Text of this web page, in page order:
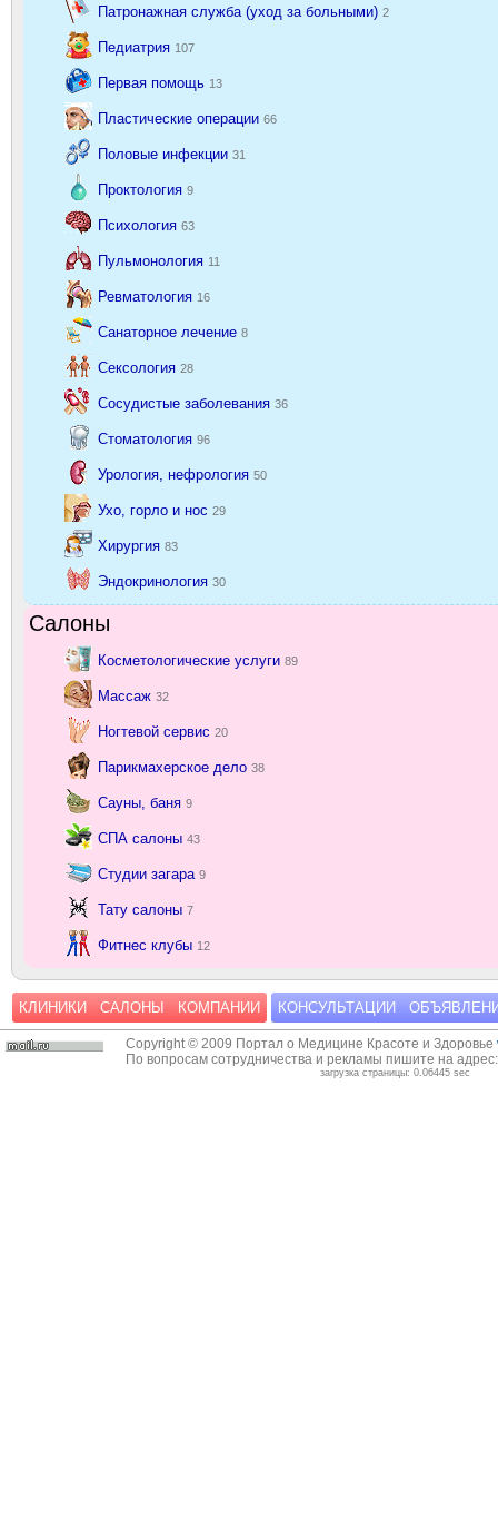
Патронажная служба (уход за больными) 2
Педиатрия 107
Первая помощь 13
Пластические операции 66
Половые инфекции 31
Проктология 9
Психология 63
Пульмонология 11
Ревматология 16
Санаторное лечение 8
Сексология 28
Сосудистые заболевания 36
Стоматология 96
Урология, нефрология 50
Ухо, горло и нос 29
Хирургия 83
Эндокринология 30
Салоны
Косметологические услуги 89
Массаж 32
Ногтевой сервис 20
Парикмахерское дело 38
Сауны, баня 9
СПА салоны 43
Студии загара 9
Тату салоны 7
Фитнес клубы 12
КЛИНИКИ САЛОНЫ КОМПАНИИ КОНСУЛЬТАЦИИ
Copyright © 2009 Портал о Медицине Красоте и Здоровье
По вопросам сотрудничества и рекламы пишите на
загрузка страницы: 0.06445 sec